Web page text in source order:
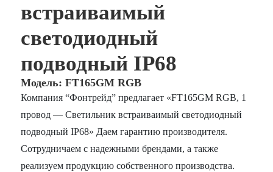
встраиваимый
светодиодный
подводный IP68
Модель: FT165GM RGB
Компания “Фонтрейд” предлагает «FT165GM RGB, 1
провод — Светильник встраиваимый светодиодный
подводный IP68» Даем гарантию производителя.
Сотрудничаем с надежными брендами, а также
реализуем продукцию собственного производства.